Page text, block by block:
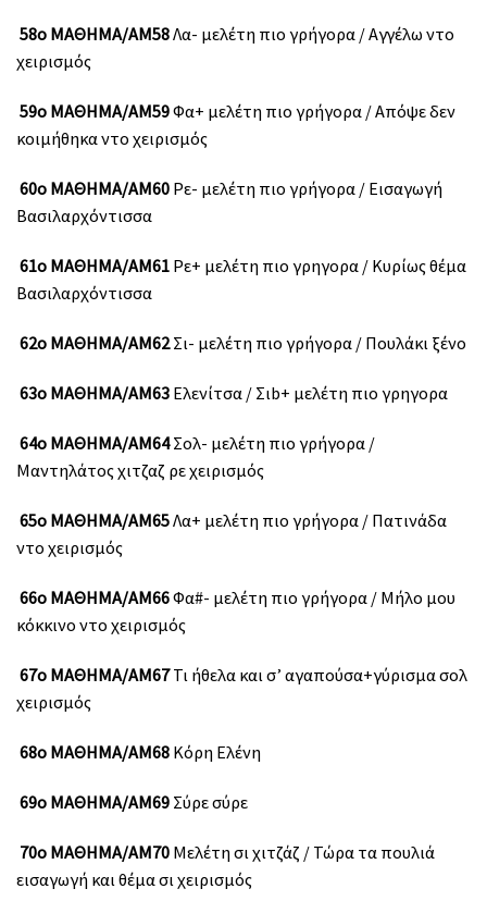
58ο ΜΑΘΗΜΑ/ΑΜ58Λα- μελέτη πιο γρήγορα / Αγγέλω ντο
χειρισμός
59ο ΜΑΘΗΜΑ/ΑΜ59Φα+ μελέτη πιο γρήγορα / Απόψε δεν
κοιμήθηκα ντο χειρισμός
60ο ΜΑΘΗΜΑ/ΑΜ60 Ρε- μελέτη πιο γρήγορα / Εισαγωγή
Βασιλαρχόντισσα
61ο ΜΑΘΗΜΑ/ΑΜ61 Ρε+ μελέτη πιο γρηγορα / Κυρίως θέμα
Βασιλαρχόντισσα
62ο ΜΑΘΗΜΑ/ΑΜ62Σι- μελέτη πιο γρήγορα / Πουλάκι ξένο
63ο ΜΑΘΗΜΑ/ΑΜ63 Ελενίτσα / Σιb+ μελέτη πιο γρηγορα
64ο ΜΑΘΗΜΑ/ΑΜ64Σολ- μελέτη πιο γρήγορα /
Μαντηλάτος χιτζαζ ρε χειρισμός
65ο ΜΑΘΗΜΑ/ΑΜ65Λα+ μελέτη πιο γρήγορα / Πατινάδα
ντο χειρισμός
66ο ΜΑΘΗΜΑ/ΑΜ66Φα#- μελέτη πιο γρήγορα / Μήλο μου
κόκκινο ντο χειρισμός
67ο ΜΑΘΗΜΑ/ΑΜ67Τι ήθελα και σ’ αγαπούσα+γύρισμα σολ
χειρισμός
68ο ΜΑΘΗΜΑ/ΑΜ68 Κόρη Ελένη
69ο ΜΑΘΗΜΑ/ΑΜ69 Σύρε σύρε
70ο ΜΑΘΗΜΑ/ΑΜ70 Μελέτη σι χιτζάζ / Τώρα τα πουλιά
εισαγωγή και θέμα σι χειρισμός